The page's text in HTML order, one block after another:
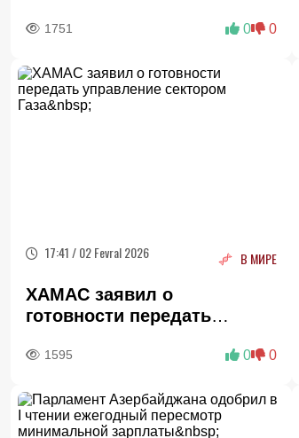
1751 0 0
17:41 / 02 Fevral 2026 В МИРЕ
ХАМАС заявил о
готовности передать
1595 0 0